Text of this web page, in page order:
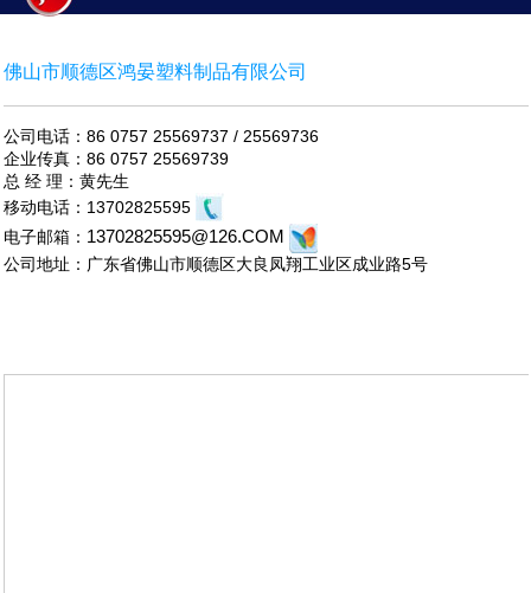
佛山市顺德区鸿晏塑料制品有限公司
公司电话：86 0757 25569737 / 25569736
企业传真：86 0757 25569739
总 经 理：黄先生
移动电话：13702825595
电子邮箱： 13702825595@126.COM
公司地址：广东省佛山市顺德区大良凤翔工业区成业路5号